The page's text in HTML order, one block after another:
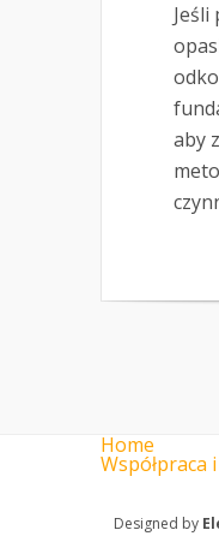
Jeśli
aby
Home
Współpraca
Designed by